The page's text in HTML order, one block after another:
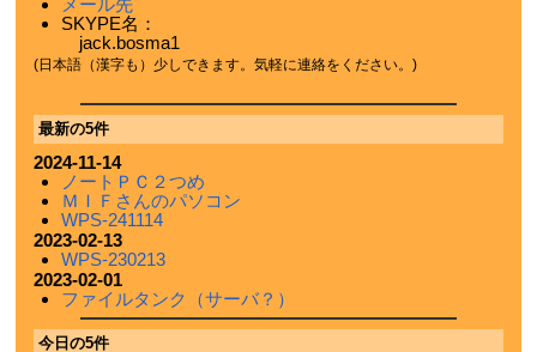
SKYPE名：
jack.bosma1
(日本語（漢字も）少しできます。気軽に連絡をください。)
最新の5件
2024-11-14
ノートＰＣ２つめ
ＭＩＦさんのパソコン
WPS-241114
2023-02-13
WPS-230213
2023-02-01
ファイルタンク（サーバ？）
今日の5件